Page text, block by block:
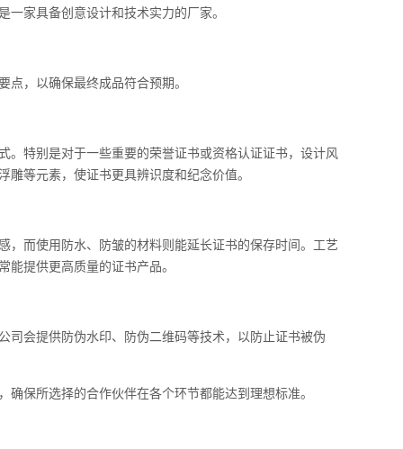
家具备创意设计和技术实力的厂家。
，以确保最终成品符合预期。
特别是对于一些重要的荣誉证书或资格认证证书，设计风
等元素，使证书更具辨识度和纪念价值。
，而使用防水、防皱的材料则能延长证书的保存时间。工艺
提供更高质量的证书产品。
司会提供防伪水印、防伪二维码等技术，以防止证书被伪
保所选择的合作伙伴在各个环节都能达到理想标准。